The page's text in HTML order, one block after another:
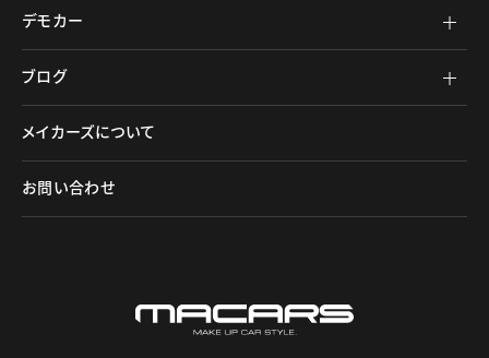
デモカー
ブログ
メイカーズについて
お問い合わせ